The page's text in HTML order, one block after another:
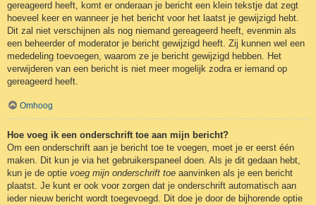
gereageerd heeft, komt er onderaan je bericht een klein tekstje dat zegt
hoeveel keer en wanneer je het bericht voor het laatst je gewijzigd hebt.
Dit zal niet verschijnen als nog niemand gereageerd heeft, evenmin als
een beheerder of moderator je bericht gewijzigd heeft. Zij kunnen wel een
mededeling toevoegen, waarom ze je bericht gewijzigd hebben. Het
verwijderen van een bericht is niet meer mogelijk zodra er iemand op
gereageerd heeft.
Omhoog
Hoe voeg ik een onderschrift toe aan mijn bericht?
Om een onderschrift aan je bericht toe te voegen, moet je er eerst één
maken. Dit kun je via het gebruikerspaneel doen. Als je dit gedaan hebt,
kun je de optie voeg mijn onderschrift toe aanvinken als je een bericht
plaatst. Je kunt er ook voor zorgen dat je onderschrift automatisch aan
ieder nieuw bericht wordt toegevoegd. Dit doe je door de bijhorende optie